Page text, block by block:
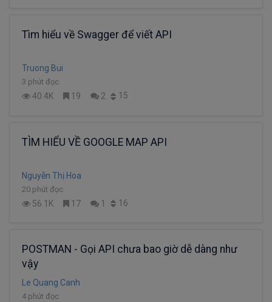
Tìm hiểu về Swagger để viết API
Truong Bui
3 phút đọc
40.4K 19 2 15
TÌM HIỂU VỀ GOOGLE MAP API
Nguyễn Thị Hoa
20 phút đọc
56.1K 17 1 16
POSTMAN - Gọi API chưa bao giờ dễ dàng như
vậy
Le Quang Canh
4 phút đọc